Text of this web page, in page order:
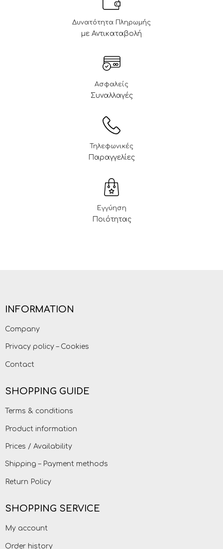
Δυνατότητα Πληρωμής
με Αντικαταβολή
Ασφαλείς
Συναλλαγές
Τηλεφωνικές
Παραγγελίες
Εγγύηση
Ποιότητας
INFORMATION
Company
Privacy policy – Cookies
Contact
SHOPPING GUIDE
Terms & conditions
Product information
Prices / Availability
Shipping – Payment methods
Return Policy
SHOPPING SERVICE
My account
Order history